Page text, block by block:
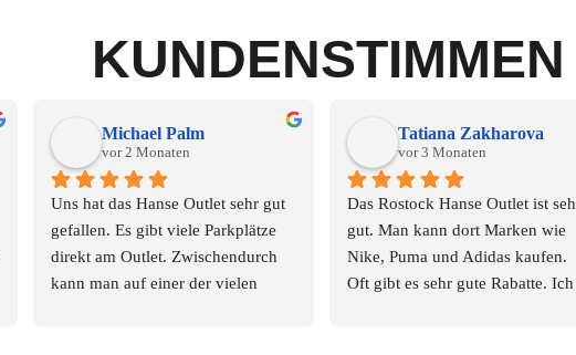
KUNDENSTIMMEN
Michael Palm
vor 2 Monaten
Uns hat das Hanse Outlet sehr gut
gefallen. Es gibt viele Parkplätze
direkt am Outlet. Zwischendurch
kann man auf einer der vielen
Tatiana Zakharova
vor 3 Monaten
Das Rostock Hanse Outlet ist
gut. Man kann dort Marken wie
Nike, Puma und Adidas kaufen.
Oft gibt es sehr gute Rabatte. Ich